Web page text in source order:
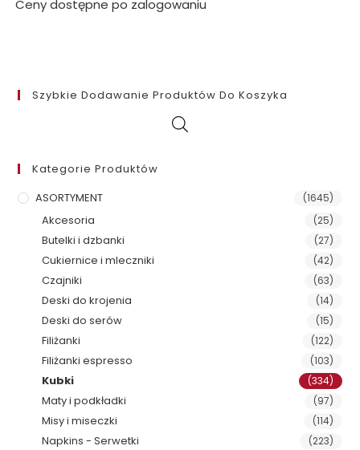
Ceny dostępne po zalogowaniu
Szybkie Dodawanie Produktów Do Koszyka
Kategorie Produktów
ASORTYMENT
(1645)
Akcesoria (25)
Butelki i dzbanki (27)
Cukiernice i mleczniki (42)
Czajniki (63)
Deski do krojenia (14)
Deski do serów (15)
Filiżanki (122)
Filiżanki espresso (103)
Kubki (334)
Maty i podkładki (97)
Misy i miseczki (114)
Napkins - Serwetki (223)